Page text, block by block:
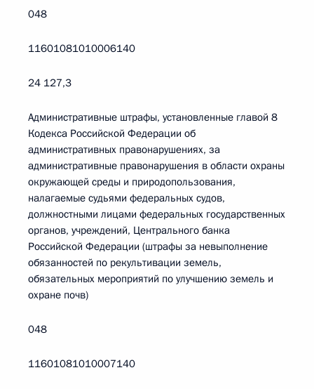
048
11601081010006140
24 127,3
Административные штрафы, установленные главой 8
Кодекса Российской Федерации об
административных правонарушениях, за
административные правонарушения в области охраны
окружающей среды и природопользования,
налагаемые судьями федеральных судов,
должностными лицами федеральных государственных
органов, учреждений, Центрального банка
Российской Федерации (штрафы за невыполнение
обязанностей по рекультивации земель,
обязательных мероприятий по улучшению земель и
охране почв)
048
11601081010007140